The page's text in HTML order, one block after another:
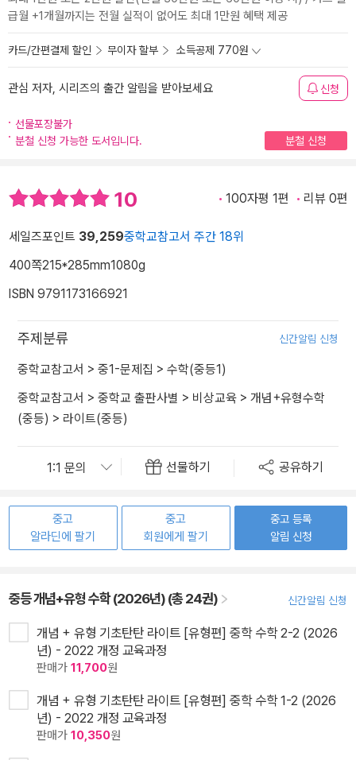
급월 +1개월까지는 전월 실적이 없어도 최대 1만원 혜택 제공
카드/간편결제 할인 무이자 할부 소득공제 770원
관심 저자, 시리즈의 출간 알림을 받아보세요 신청
선물포장불가
분철 신청 가능한 도서입니다.
분철 신청
10 100자평 1편 리뷰 0편
세일즈포인트 39,259중학교참고서 주간 18위
400쪽215*285mm1080g
ISBN 9791173166921
주제분류 신간알림 신청
중학교참고서 > 중1-문제집 > 수학(중등1)
중학교참고서 > 중학교 출판사별 > 비상교육 > 개념+유형수학
(중등) > 라이트(중등)
선물하기 공유하기
중고
알라딘에 팔기
중고
회원에게 팔기
중고 등록
알림 신청
중등 개념+유형 수학 (2026년) (총 24권) 신간알림 신청
개념 + 유형 기초탄탄 라이트 [유형편] 중학 수학 2-2 (2026
년) - 2022 개정 교육과정
판매가 11,700원
개념 + 유형 기초탄탄 라이트 [유형편] 중학 수학 1-2 (2026
년) - 2022 개정 교육과정
판매가 10,350원